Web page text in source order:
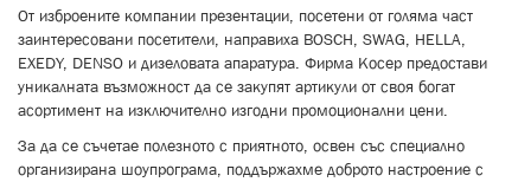
От изброените компании презентации, посетени от голяма част
заинтересовани посетители, направиха BOSCH, SWAG, HELLA,
EXEDY, DENSO и дизеловата апаратура. Фирма Косер предостави
уникалната възможност да се закупят артикули от своя богат
асортимент на изключително изгодни промоционални цени.
За да се съчетае полезното с приятното, освен със специално
организирана шоупрограма, поддържахме доброто настроение с